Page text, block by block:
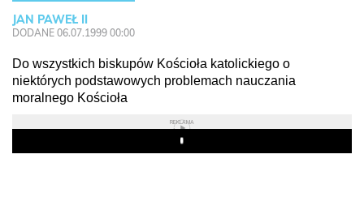
JAN PAWEŁ II
DODANE 06.07.1999 00:00
Do wszystkich biskupów Kościoła katolickiego o
niektórych podstawowych problemach nauczania
moralnego Kościoła
REKLAMA
Play